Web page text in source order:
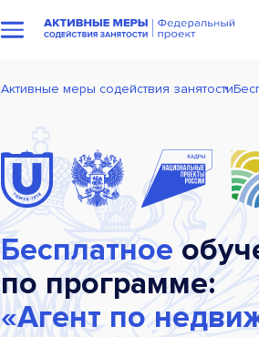
Активные меры содействия занятости
Бесплатное
по программе:
«Агент по